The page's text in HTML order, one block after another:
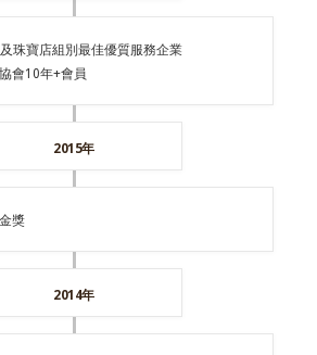
珠寶店組別最佳優質服務企業
會10年+會員
2015年
獎
2014年